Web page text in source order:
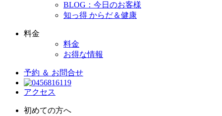
BLOG：今日のお客様
知っ得 からだ＆健康
料金
料金
お得な情報
予約 ＆ お問合せ
アクセス
初めての方へ